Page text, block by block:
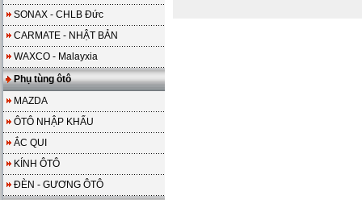
SONAX - CHLB Đức
CARMATE - NHẬT BẢN
WAXCO - Malayxia
Phụ tùng ôtô
MAZDA
ÔTÔ NHẬP KHẨU
ẮC QUI
KÍNH ÔTÔ
ĐÈN - GƯƠNG ÔTÔ